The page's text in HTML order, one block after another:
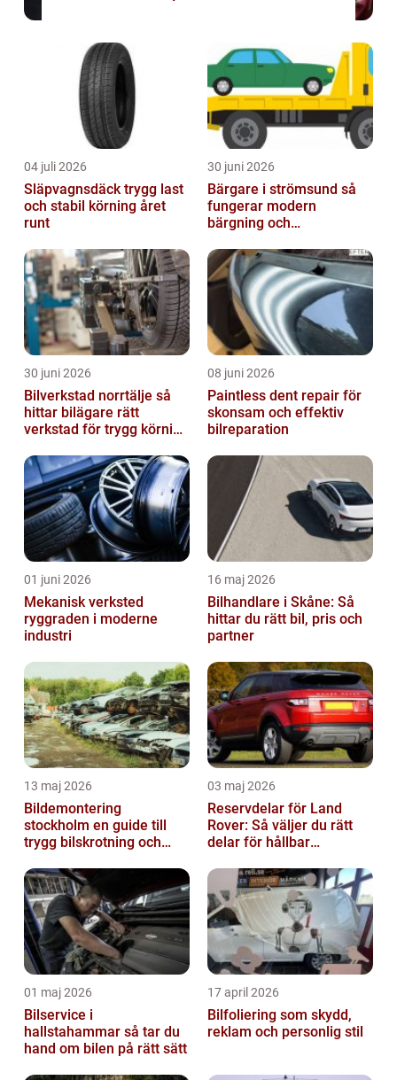
04 juli 2026
Släpvagnsdäck trygg last
och stabil körning året
runt
30 juni 2026
Bärgare i strömsund så
fungerar modern
bärgning och
30 juni 2026
Bilverkstad norrtälje så
hittar bilägare rätt
verkstad för trygg körning
08 juni 2026
Paintless dent repair för
skonsam och effektiv
bilreparation
01 juni 2026
Mekanisk verksted
ryggraden i moderne
industri
16 maj 2026
Bilhandlare i Skåne: Så
hittar du rätt bil, pris och
partner
13 maj 2026
Bildemontering
stockholm en guide till
trygg bilskrotning och
03 maj 2026
Reservdelar för Land
Rover: Så väljer du rätt
delar för hållbar
01 maj 2026
Bilservice i
hallstahammar så tar du
hand om bilen på rätt sätt
17 april 2026
Bilfoliering som skydd,
reklam och personlig stil